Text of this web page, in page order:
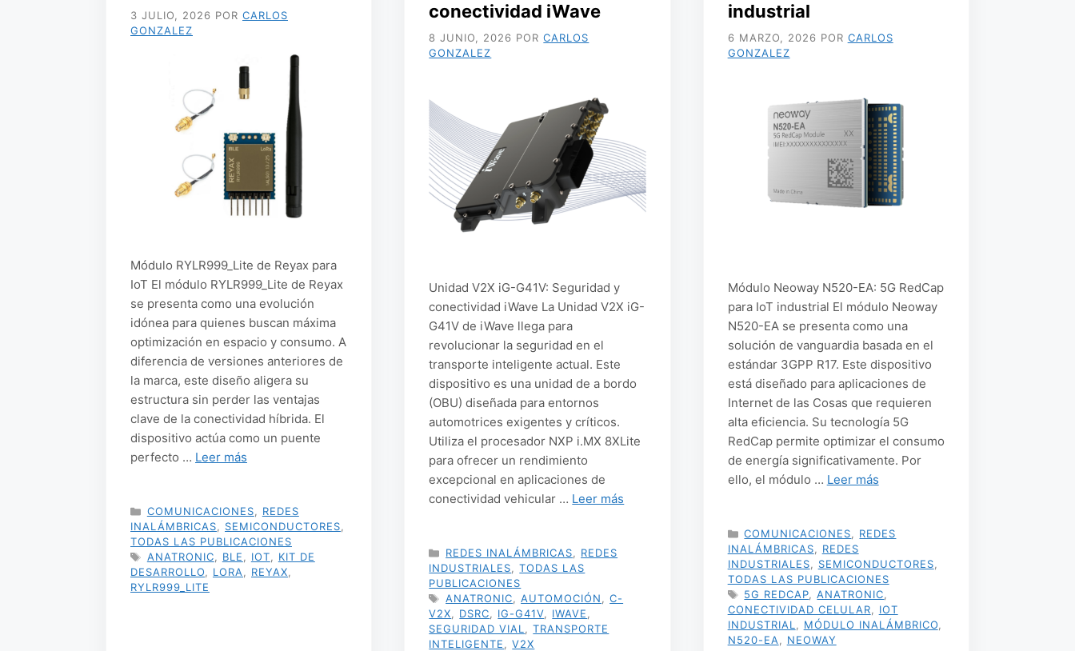
3 JULIO, 2026 POR CARLOS
GONZALEZ
Módulo RYLR999_Lite de Reyax para
IoT El módulo RYLR999_Lite de Reyax
se presenta como una evolución
idónea para quienes buscan máxima
optimización en espacio y consumo. A
diferencia de versiones anteriores de
la marca, este diseño aligera su
estructura sin perder las ventajas
clave de la conectividad híbrida. El
dispositivo actúa como un puente
perfecto … Leer más
CATEGORÍAS
COMUNICACIONES
REDES
INALÁMBRICAS
SEMICONDUCTORES
TODAS LAS PUBLICACIONES
ETIQUETAS
ANATRONIC BLE IOT
KIT DE
DESARROLLO
LORA REYAX
RYLR999_LITE
conectividad iWave
8 JUNIO, 2026 PORCARLOS
GONZALEZ
Unidad V2X iG-G41V: Seguridad y
conectividad iWave La Unidad V2X iG-
G41V de iWave llega para
revolucionar la seguridad en el
transporte inteligente actual. Este
dispositivo es una unidad de a bordo
(OBU) diseñada para entornos
automotrices exigentes y críticos.
Utiliza el procesador NXP i.MX 8XLite
para ofrecer un rendimiento
excepcional en aplicaciones de
conectividad vehicular … Leer más
CATEGORÍAS
REDES INALÁMBRICAS
REDES
INDUSTRIALES ,TODAS LAS
PUBLICACIONES
ETIQUETAS
ANATRONIC ,AUTOMOCIÓN ,C-
V2X
DSRC IG-G41V IWAVE
SEGURIDAD VIAL
,TRANSPORTE
INTELIGENTE
,V2X
industrial
6 MARZO, 2026 POR CARLOS
GONZALEZ
Módulo Neoway N520-EA: 5G RedCap
para IoT industrial El módulo Neoway
N520-EA se presenta como una
solución de vanguardia basada en el
estándar 3GPP R17. Este dispositivo
está diseñado para aplicaciones de
Internet de las Cosas que requieren
alta eficiencia. Su tecnología 5G
RedCap permite optimizar el consumo
de energía significativamente. Por
ello, el módulo … Leer más
CATEGORÍAS
COMUNICACIONES
REDES
INALÁMBRICAS
REDES
INDUSTRIALES
SEMICONDUCTORES
TODAS LAS PUBLICACIONES
ETIQUETAS
5G REDCAP ,ANATRONIC
CONECTIVIDAD CELULAR
IOT
INDUSTRIAL
MÓDULO INALÁMBRICO
N520-EA
NEOWAY